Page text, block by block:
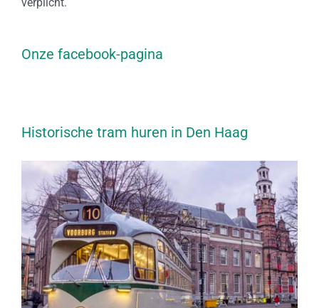
Onze facebook-pagina
Historische tram huren in Den Haag